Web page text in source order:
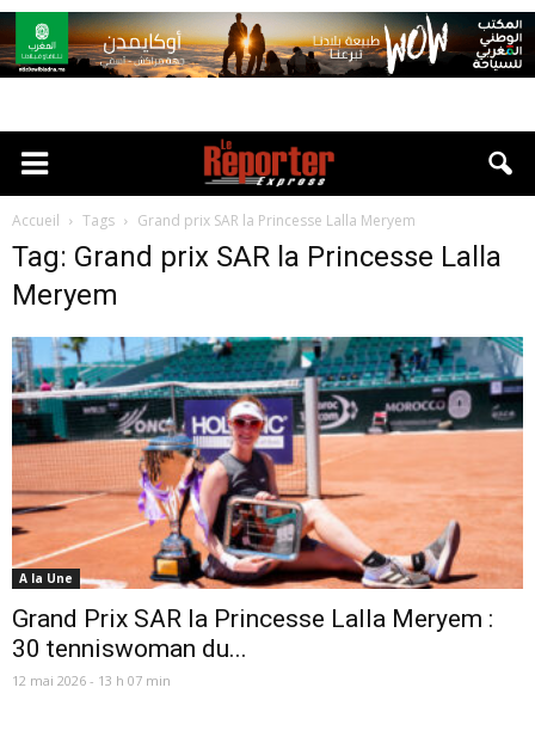
Accueil Tags Grand prix SAR la Princesse Lalla Meryem
Tag: Grand prix SAR la Princesse Lalla
Meryem
A la Une
Grand Prix SAR la Princesse Lalla Meryem :
30 tenniswoman du...
12 mai 2026 - 13 h 07 min